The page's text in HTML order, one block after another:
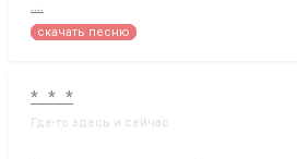
скачать песню
* * *
Где-то здесь и сейчас